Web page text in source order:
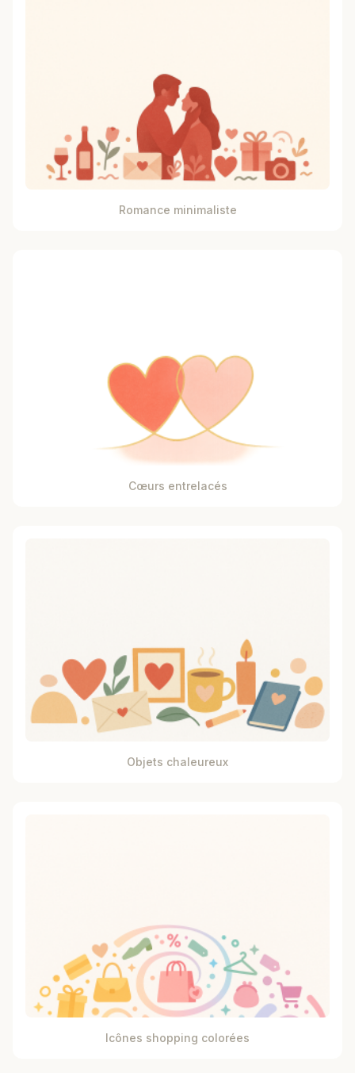
Romance minimaliste
Cœurs entrelacés
Objets chaleureux
Icônes shopping colorées